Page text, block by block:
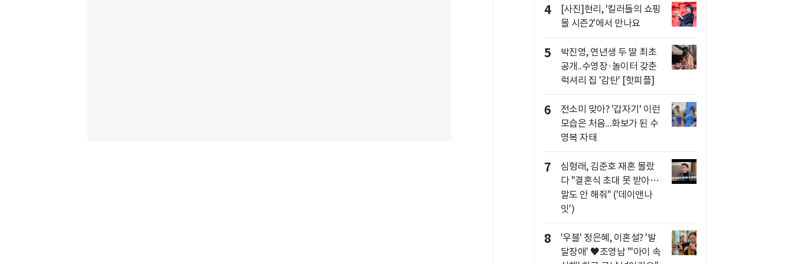
4
[사진]현리, '킬러들의 쇼핑
몰 시즌2'에서 만나요
5
박진영, 연년생 두 딸 최초
공개..수영장·놀이터 갖춘
럭셔리 집 '감탄' [핫피플]
6
전소미 맞아? '갑자기' 이런
모습은 처음...화보가 된 수
영복 자태
7
심형래, 김준호 재혼 몰랐
다 "결혼식 초대 못 받아…
말도 안 해줘" ('데이앤나
잇')
8
'우블' 정은혜, 이혼설? '발
달장애' ♥조영남 "'아이 속